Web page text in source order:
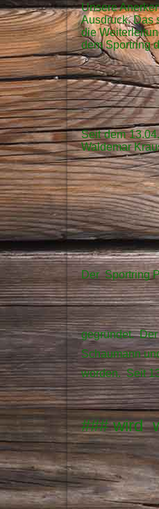
Unsere
Ausdruck. Das
die
dem Sportring
Seit dem
Waldemar
Der Sportring
gegründet.
Schaumann
worden. Seit
### wird